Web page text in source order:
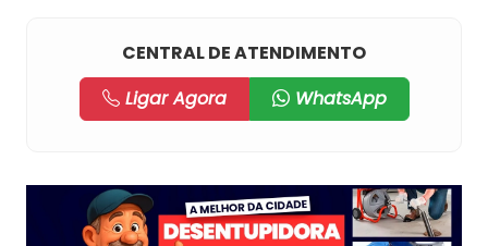
CENTRAL DE ATENDIMENTO
Ligar Agora
WhatsApp